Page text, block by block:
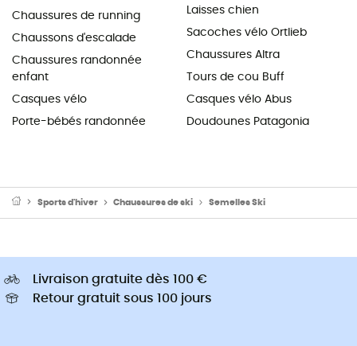
Chaussures de running
Chaussons d'escalade
Chaussures randonnée
enfant
Casques vélo
Porte-bébés randonnée
Laisses chien
Sacoches vélo Ortlieb
Chaussures Altra
Tours de cou Buff
Casques vélo Abus
Doudounes Patagonia
Sports d'hiver Chaussures de ski Semelles Ski
Livraison gratuite dès 100 €
Retour gratuit sous 100 jours